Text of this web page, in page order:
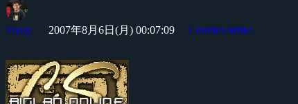
Yossy 2007年8月6日(月) 00:07:09 Counter-Strike